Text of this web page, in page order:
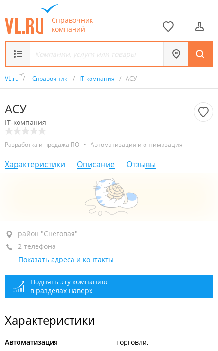
Справочник
компаний
VL.ru / Справочник / IT-компания / АСУ
АСУ
IT-компания
Разработка и продажа ПО • Автоматизация и оптимизация
Характеристики Описание Отзывы
район "Снеговая", ул. Посадская, 20
8-й этаж, оф. 805
+7 (423) 246-56-02
+7 (423) 296-39-61
сегодня закрыто
район "Снеговая"
2 телефона
Показать адреса и контакты
Поднять эту компанию
в разделах наверх
Характеристики
Автоматизация
торговли